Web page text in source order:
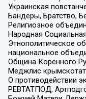
Украинская
Бандеры, Братство,
Религиозное
Народная
Этнополитическое
национальное
Община Коренного
Меджлис
О противодействии
РЕВТАТПОД,